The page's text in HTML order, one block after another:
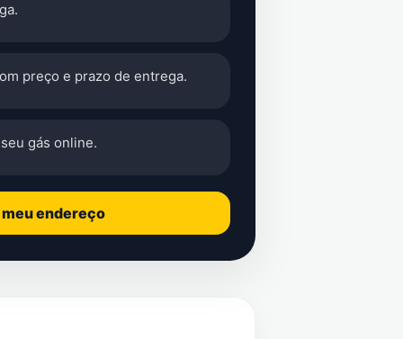
preço e prazo de entrega.
gás online.
endereço